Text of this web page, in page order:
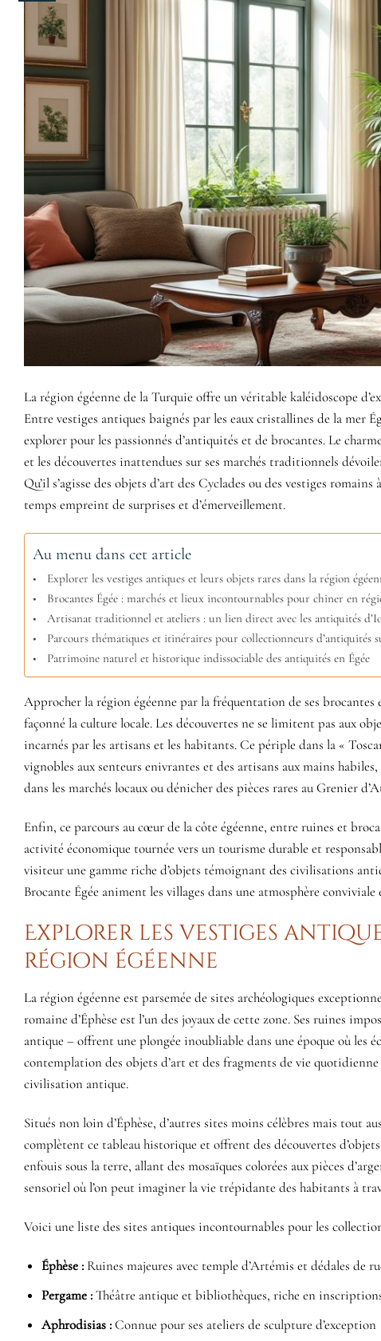
La région égéenne de la Turquie offre un véritable kaléidoscope
Entre vestiges antiques baignés par les eaux cristallines de la mer
explorer pour les passionnés d’antiquités et de brocantes. Le
et les découvertes inattendues sur ses marchés traditionnels
Qu’il s’agisse des objets d’art des Cyclades ou des vestiges
temps empreint de surprises et d’émerveillement.
Au menu dans cet article
Explorer les vestiges antiques et leurs objets rares dans la région
Brocantes Égée : marchés et lieux incontournables pour chiner en
Artisanat traditionnel et ateliers : un lien direct avec les antiquités
Parcours thématiques et itinéraires pour collectionneurs d’antiquités
Patrimoine naturel et historique indissociable des antiquités en Égée
Approcher la région égéenne par la fréquentation de ses
façonné la culture locale. Les découvertes ne se limitent pas aux
incarnés par les artisans et les habitants. Ce périple dans la «
vignobles aux senteurs enivrantes et des artisans aux mains
dans les marchés locaux ou dénicher des pièces rares au Grenier
Enfin, ce parcours au cœur de la côte égéenne, entre ruines et
activité économique tournée vers un tourisme durable et
visiteur une gamme riche d’objets témoignant des civilisations
Brocante Égée animent les villages dans une atmosphère conviviale
Explorer les vestiges
région égéenne
La région égéenne est parsemée de sites archéologiques
romaine d’Éphèse est l’un des joyaux de cette zone. Ses ruines
antique – offrent une plongée inoubliable dans une époque où les
contemplation des objets d’art et des fragments de vie
civilisation antique.
Situés non loin d’Éphèse, d’autres sites moins célèbres mais tout
complètent ce tableau historique et offrent des découvertes
enfouis sous la terre, allant des mosaïques colorées aux pièces
sensoriel où l’on peut imaginer la vie trépidante des habitants à
Voici une liste des sites antiques incontournables pour les
Éphèse : Ruines majeures avec temple d’Artémis et dédales de
Pergame :Théâtre antique et bibliothèques, riche en
Aphrodisias :Connue pour ses ateliers de sculpture d’exception